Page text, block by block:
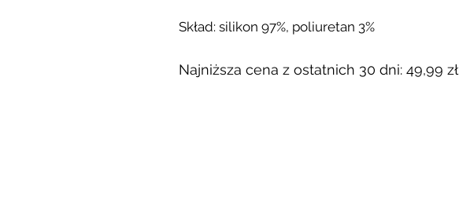
Skład: silikon 97%, poliuretan 3%
Najniższa cena z ostatnich 30 dni: 49,99 zł